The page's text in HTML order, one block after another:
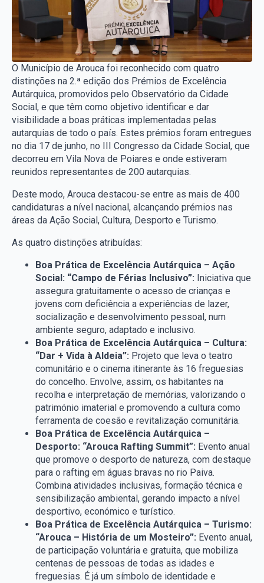
O Município de Arouca foi reconhecido com quatro
distinções na 2.ª edição dos Prémios de Excelência
Autárquica, promovidos pelo Observatório da Cidade
Social, e que têm como objetivo identificar e dar
visibilidade a boas práticas implementadas pelas
autarquias de todo o país. Estes prémios foram entregues
no dia 17 de junho, no III Congresso da Cidade Social, que
decorreu em Vila Nova de Poiares e onde estiveram
reunidos representantes de 200 autarquias.
Deste modo, Arouca destacou-se entre as mais de 400
candidaturas a nível nacional, alcançando prémios nas
áreas da Ação Social, Cultura, Desporto e Turismo.
As quatro distinções atribuídas:
Boa Prática de Excelência Autárquica – Ação
Social: “Campo de Férias Inclusivo”: Iniciativa que
assegura gratuitamente o acesso de crianças e
jovens com deficiência a experiências de lazer,
socialização e desenvolvimento pessoal, num
ambiente seguro, adaptado e inclusivo.
Boa Prática de Excelência Autárquica – Cultura:
“Dar + Vida à Aldeia”: Projeto que leva o teatro
comunitário e o cinema itinerante às 16 freguesias
do concelho. Envolve, assim, os habitantes na
recolha e interpretação de memórias, valorizando o
património imaterial e promovendo a cultura como
ferramenta de coesão e revitalização comunitária.
Boa Prática de Excelência Autárquica –
Desporto: “Arouca Rafting Summit”: Evento anual
que promove o desporto de natureza, com destaque
para o rafting em águas bravas no rio Paiva.
Combina atividades inclusivas, formação técnica e
sensibilização ambiental, gerando impacto a nível
desportivo, económico e turístico.
Boa Prática de Excelência Autárquica – Turismo:
“Arouca – História de um Mosteiro”: Evento anual,
de participação voluntária e gratuita, que mobiliza
centenas de pessoas de todas as idades e
freguesias. É já um símbolo de identidade e